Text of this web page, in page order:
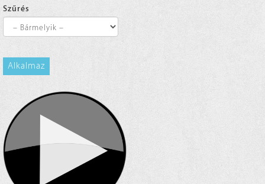
Szűrés
Alkalmaz